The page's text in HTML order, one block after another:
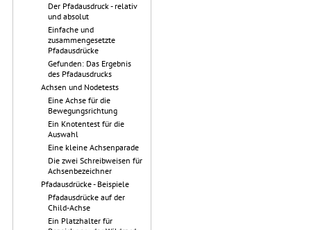
Der Pfadausdruck - relativ
und absolut
Einfache und
zusammengesetzte
Pfadausdrücke
Gefunden: Das Ergebnis
des Pfadausdrucks
Achsen und Nodetests
Eine Achse für die
Bewegungsrichtung
Ein Knotentest für die
Auswahl
Eine kleine Achsenparade
Die zwei Schreibweisen für
Achsenbezeichner
Pfadausdrücke - Beispiele
Pfadausdrücke auf der
Child-Achse
Ein Platzhalter für